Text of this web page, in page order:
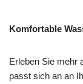
Komfortable
Erleben Sie mehr
passt sich an an